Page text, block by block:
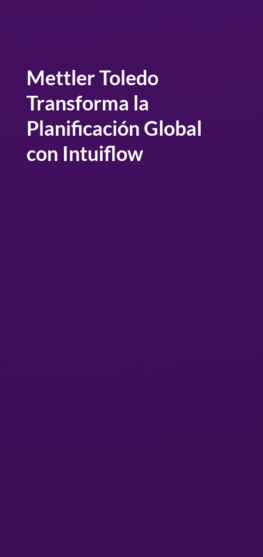
Mettler Toledo
Transforma la
Planificación Global
con Intuiflow